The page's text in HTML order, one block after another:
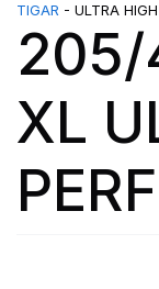
TIGAR - ULTRA
205/
XL